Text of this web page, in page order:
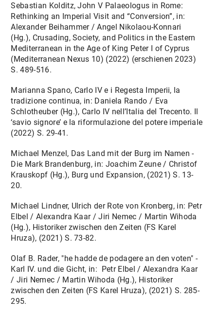
Sebastian Kolditz, John V Palaeologus in Rome:
Rethinking an Imperial Visit and “Conversion”, in:
Alexander Beihammer / Angel Nikolaou-Konnari
(Hg.), Crusading, Society, and Politics in the Eastern
Mediterranean in the Age of King Peter I of Cyprus
(Mediterranean Nexus 10) (2022) (erschienen 2023)
S. 489-516.
Marianna Spano, Carlo IV e i Regesta Imperii, la
tradizione continua, in: Daniela Rando / Eva
Schlotheuber (Hg.), Carlo IV nell’Italia del Trecento. Il
‘savio signore’ e la riformulazione del potere imperiale
(2022) S. 29-41.
Michael Menzel, Das Land mit der Burg im Namen -
Die Mark Brandenburg, in: Joachim Zeune / Christof
Krauskopf (Hg.), Burg und Expansion, (2021) S. 13-
20.
Michael Lindner, Ulrich der Rote von Kronberg, in: Petr
Elbel / Alexandra Kaar / Jiri Nemec / Martin Wihoda
(Hg.), Historiker zwischen den Zeiten (FS Karel
Hruza), (2021) S. 73-82.
Olaf B. Rader, "he hadde de podagere an den voten" -
Karl IV. und die Gicht, in: Petr Elbel / Alexandra Kaar
/ Jiri Nemec / Martin Wihoda (Hg.), Historiker
zwischen den Zeiten (FS Karel Hruza), (2021) S. 285-
295.